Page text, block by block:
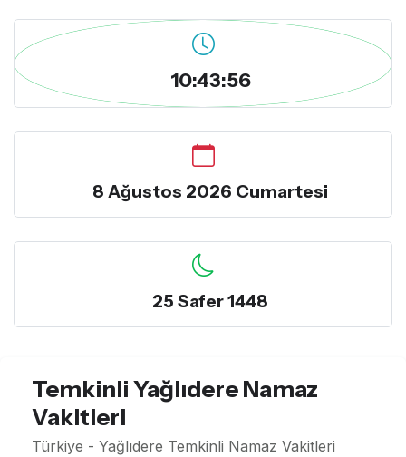
10:43:57
8 Ağustos 2026 Cumartesi
25 Safer 1448
Temkinli Yağlıdere Namaz
Vakitleri
Türkiye - Yağlıdere Temkinli Namaz Vakitleri